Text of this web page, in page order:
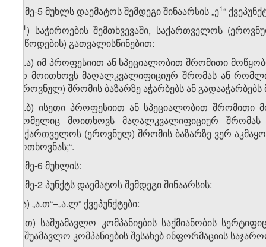
3. მე-5 მუხლს დაემატოს შემდეგი შინაარსის „ე​1“
​1) საჭიროების შემთხვევაში, საქართველოს
მიწოდების) გათვალისწინებით:
.ა) იმ პროფესიით ან სპეციალობით შრომითი
არ მოითხოვს მაღალკვალიფიციურ შრომას ან
(ეროვნულ) შრომის ბაზარზე აჭარბებს ან
.ბ) ისეთი პროფესიით ან სპეციალობით შრომითი
რომელიც მოითხოვს მაღალკვალიფიციურ
საქართველოს (ეროვნულ) შრომის ბაზარზე ვერ
მოთხოვნას;“.
4. მე-6 მუხლის:
ა) მე-2 პუნქტს დაემატოს შემდეგი შინაარსის:
ა.ა) „ა.თ“−„ა.ლ“ ქვეპუნქტები:
„ა.თ) საშუამავლო კომპანიების საქმიანობის
საშუამავლო კომპანიების შესახებ ინფორმაციის